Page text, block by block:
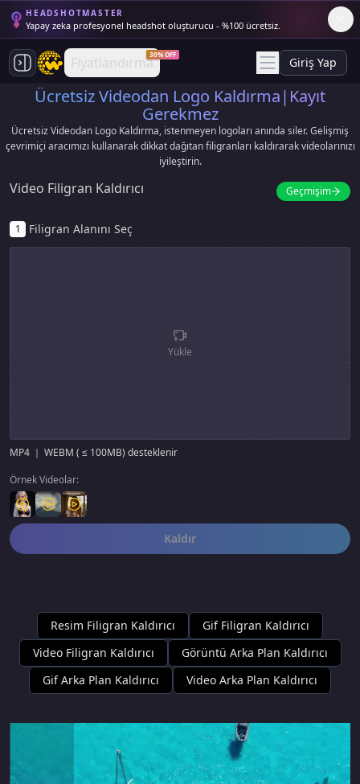
HEADSHOTMASTER
Yapay zeka profesyonel headshot oluşturucu - %100 ücretsiz.
Fiyatlandırma30% OFF
Giriş Yap
Ücretsiz Videodan Logo Kaldırma|Kayıt
Gerekmez
Ücretsiz Videodan Logo Kaldırma, istenmeyen logoları anında siler. Gelişmiş
çevrimiçi aracımızı kullanarak dikkat dağıtan filigranları kaldırarak videolarınızı
iyileştirin.
Video Filigran Kaldırıcı Geçmişim
1 Filigran Alanını Seç
Yükle
MP4 ｜ WEBM ( ≤ 100MB) desteklenir
Örnek Videolar:
Kaldır
Resim Filigran Kaldırıcı
Gif Filigran Kaldırıcı
Video Filigran Kaldırıcı
Görüntü Arka Plan Kaldırıcı
Gif Arka Plan Kaldırıcı
Video Arka Plan Kaldırıcı